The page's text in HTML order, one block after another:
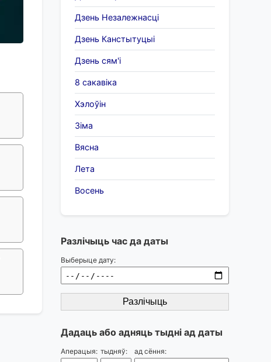
Дзень Незалежнасці
Дзень Канстытуцыі
Дзень сям'і
8 сакавіка
Хэлоўін
Зіма
Вясна
Лета
Восень
Разлічыць час да даты
Выберыце дату:
Разлічыць
Дадаць або адняць тыдні ад даты
Аперацыя: тыдняў: ад сёння: